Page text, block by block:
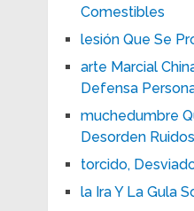
Comestibles
lesión Que Se
arte Marcial
Defensa
muchedumbre
Desorden
torcido,
la Ira Y La Gula